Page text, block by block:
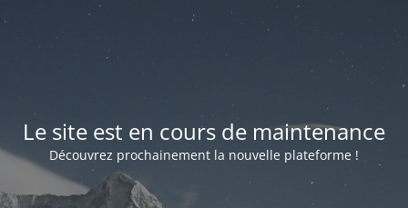
Le site est en cours de maintenance
Découvrez prochainement la nouvelle plateforme !